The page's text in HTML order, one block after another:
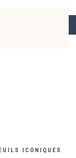
ICONIQUES